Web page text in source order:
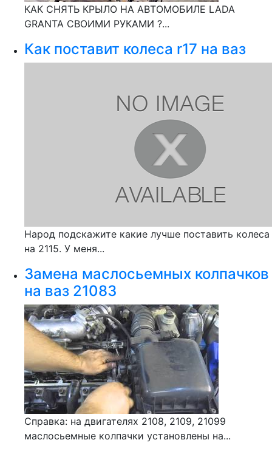
КАК СНЯТЬ КРЫЛО НА АВТОМОБИЛЕ LADA
GRANTA СВОИМИ РУКАМИ ?...
Как поставит колеса r17 на ваз
Народ подскажите какие лучше поставить колеса
на 2115. У меня...
Замена маслосьемных колпачков
на ваз 21083
Справка: на двигателях 2108, 2109, 21099
маслосьемные колпачки установлены на...